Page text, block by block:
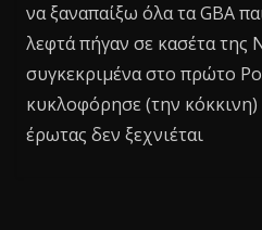
να ξαναπαίξω όλα τα GBA
λεφτά πήγαν σε κασέτα της
συγκεκριμένα στο πρώτο
κυκλοφόρησε (την
έρωτας δεν ξεχνιέται